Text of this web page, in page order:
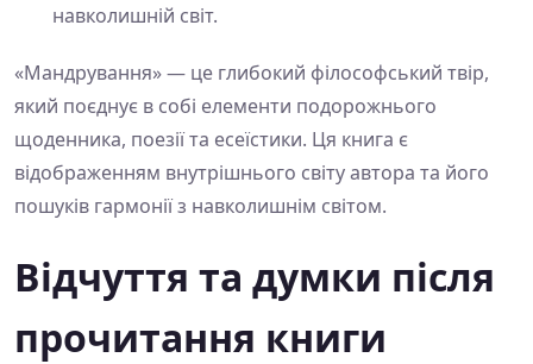
навколишній світ.
«Мандрування» — це глибокий філософський твір,
який поєднує в собі елементи подорожнього
щоденника, поезії та есеїстики. Ця книга є
відображенням внутрішнього світу автора та його
пошуків гармонії з навколишнім світом.
Відчуття та думки після
прочитання книги